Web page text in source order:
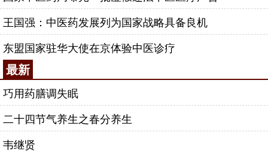
王国强：中医药发展列为国家战略具备良机
东盟国家驻华大使在京体验中医诊疗
最新
巧用药膳调失眠
二十四节气养生之春分养生
韦继贤